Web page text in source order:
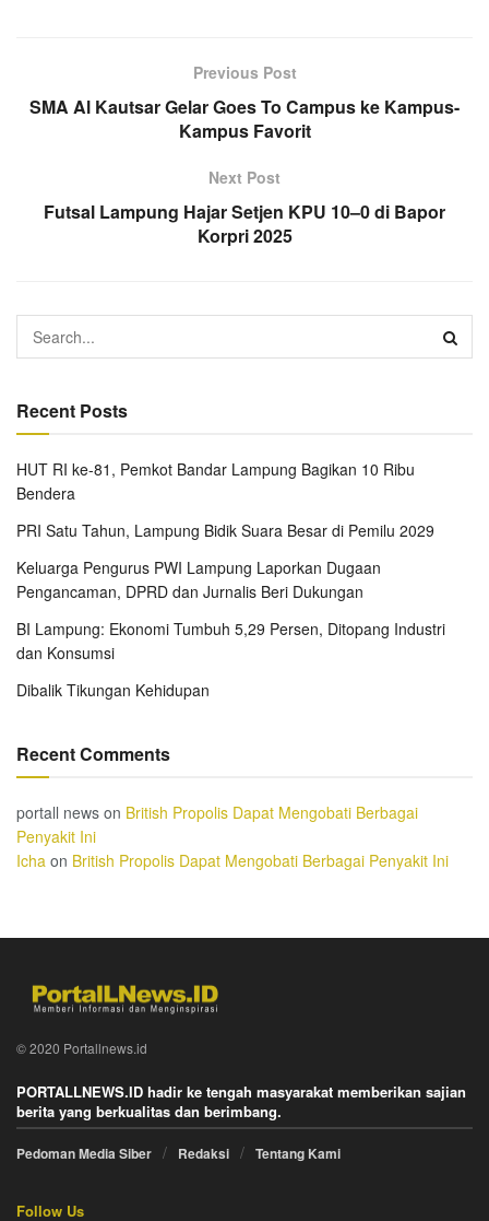
Previous Post
SMA Al Kautsar Gelar Goes To Campus ke Kampus-
Kampus Favorit
Next Post
Futsal Lampung Hajar Setjen KPU 10–0 di Bapor
Korpri 2025
Recent Posts
HUT RI ke-81, Pemkot Bandar Lampung Bagikan 10 Ribu
Bendera
PRI Satu Tahun, Lampung Bidik Suara Besar di Pemilu 2029
Keluarga Pengurus PWI Lampung Laporkan Dugaan
Pengancaman, DPRD dan Jurnalis Beri Dukungan
BI Lampung: Ekonomi Tumbuh 5,29 Persen, Ditopang Industri
dan Konsumsi
Dibalik Tikungan Kehidupan
Recent Comments
portall news on British Propolis Dapat Mengobati Berbagai
Penyakit Ini
Icha on British Propolis Dapat Mengobati Berbagai Penyakit Ini
© 2020 Portallnews.id
PORTALLNEWS.ID hadir ke tengah masyarakat memberikan sajian
berita yang berkualitas dan berimbang.
Pedoman Media Siber Redaksi Tentang Kami
Follow Us